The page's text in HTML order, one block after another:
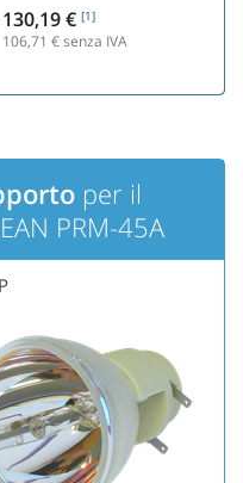
130,19 € [1]
106,71 € senza IVA
per il
PRM-45A